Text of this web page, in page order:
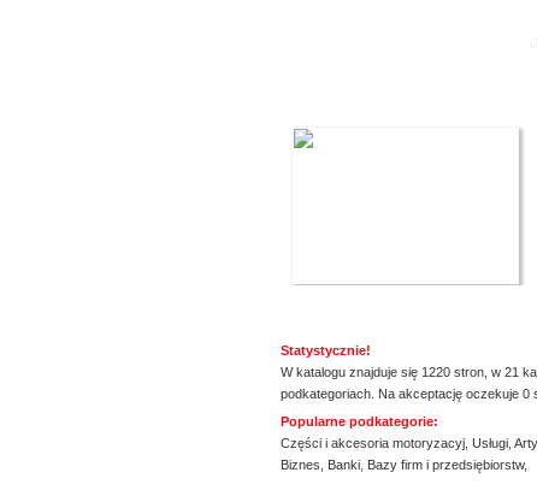
Statystycznie!
W katalogu znajduje się 1220 stron, w 21
podkategoriach. Na akceptację oczekuje 0
Popularne podkategorie:
Części i akcesoria motoryzacyj Usługi
Biznes
Banki Bazy firm i przedsiębiorstw,